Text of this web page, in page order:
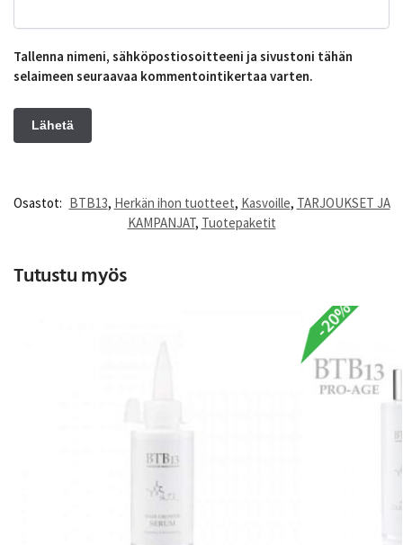
Tallenna nimeni, sähköpostiosoitteeni ja sivustoni tähän
selaimeen seuraavaa kommentointikertaa varten.
Osastot: BTB13, Herkän ihon tuotteet, Kasvoille, TARJOUKSET JA
KAMPANJAT, Tuotepaketit
Tutustu myös
-20%